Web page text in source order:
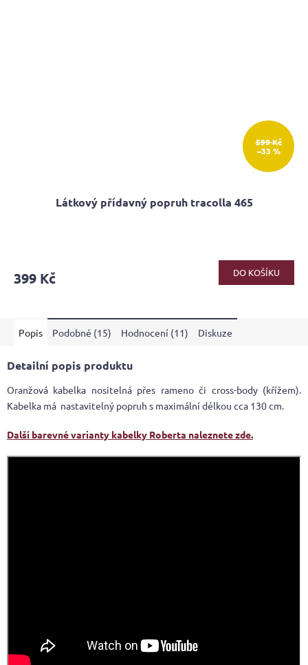
599 Kč
–33 %
Látkový přídavný popruh tracolla 465
399 Kč DO KOŠÍKU
Popis Podobné (15) Hodnocení (11) Diskuze
Detailní popis produktu
Oranžová kabelka nositelná přes rameno či cross-body (křížem).
Kabelka má nastavitelný popruh s maximální délkou cca 130 cm.
Další barevné varianty kabelky Roberta naleznete zde.